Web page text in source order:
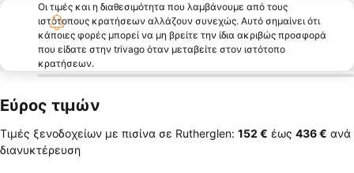
Οι τιμές και η διαθεσιμότητα που λαμβάνουμε από τους
ιστότοπους κρατήσεων αλλάζουν συνεχώς. Αυτό σημαίνει ότι
κάποιες φορές μπορεί να μη βρείτε την ίδια ακριβώς προσφορά
που είδατε στην trivago όταν μεταβείτε στον ιστότοπο
κρατήσεων.
Εύρος τιμών
Τιμές ξενοδοχείων με πισίνα σε Rutherglen: ‎152 € έως ‎436 € ανά
διανυκτέρευση